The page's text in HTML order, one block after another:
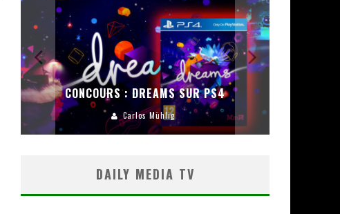
CONCOURS : DREAMS SUR PS4
Carlos Mühlig
DAILY MEDIA TV